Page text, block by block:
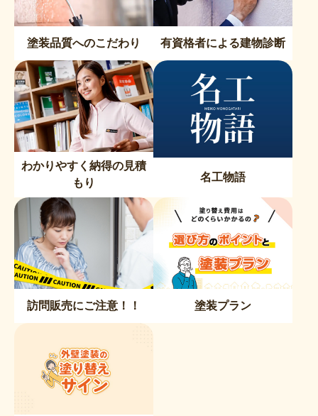
塗装品質へのこだわり 有資格者による建物診断
わかりやすく納得の見積
もり
名工物語
訪問販売にご注意！！ 塗装プラン